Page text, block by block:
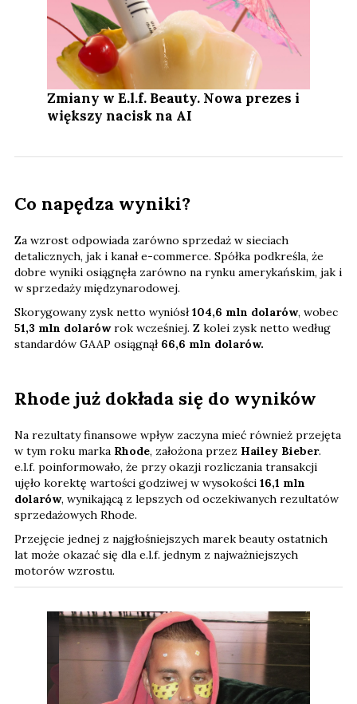
Zmiany w E.l.f. Beauty. Nowa prezes i
większy nacisk na AI
Co napędza wyniki?
Za wzrost odpowiada zarówno sprzedaż w sieciach
detalicznych, jak i kanał e-commerce. Spółka podkreśla, że
dobre wyniki osiągnęła zarówno na rynku amerykańskim, jak i
w sprzedaży międzynarodowej.
Skorygowany zysk netto wyniósł104,6 mln dolarów, wobec
51,3 mln dolarówrok wcześniej. Z kolei zysk netto według
standardów GAAP osiągnął 66,6 mln dolarów.
Rhode już dokłada się do wyników
Na rezultaty finansowe wpływ zaczyna mieć również przejęta
w tym roku marka Rhode, założona przez Hailey Bieber.
e.l.f. poinformowało, że przy okazji rozliczania transakcji
ujęło korektę wartości godziwej w wysokości 16,1 mln
dolarów, wynikającą z lepszych od oczekiwanych rezultatów
sprzedażowych Rhode.
Przejęcie jednej z najgłośniejszych marek beauty ostatnich
lat może okazać się dla e.l.f. jednym z najważniejszych
motorów wzrostu.